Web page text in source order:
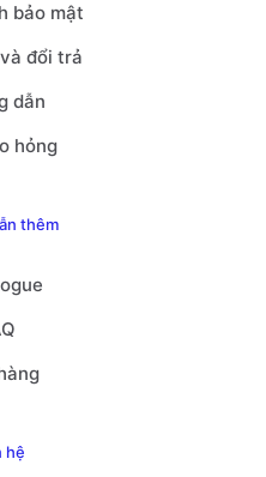
bảo mật
đổi trả
dẫn
hỏng
thêm
hệ